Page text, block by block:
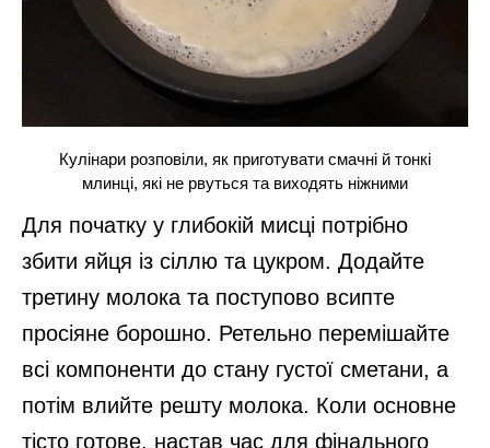
Кулінари розповіли, як приготувати смачні й тонкі
млинці, які не рвуться та виходять ніжними
Для початку у глибокій мисці потрібно
збити яйця із сіллю та цукром. Додайте
третину молока та поступово всипте
просіяне борошно. Ретельно перемішайте
всі компоненти до стану густої сметани, а
потім влийте решту молока. Коли основне
тісто готове, настав час для фінального